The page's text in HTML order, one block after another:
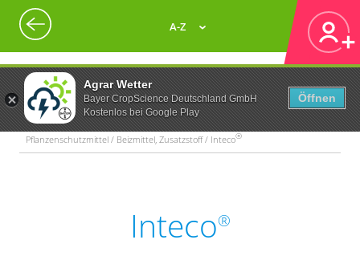
Agrar Wetter
Bayer CropScience Deutschland GmbH
Kostenlos bei Google Play
Öffnen
A-Z
Pflanzenschutzmittel / Beizmittel, Zusatzstoff / Inteco®
Inteco®